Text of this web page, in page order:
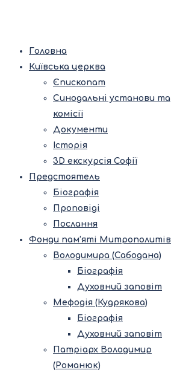
Головна
Київська церква
Єпископат
Синодальні установи та
комісії
Документи
Історія
3D екскурсія Софії
Предстоятель
Біографія
Проповіді
Послання
Фонди пам’яті Митрополитів
Володимира (Сабодана)
Біографія
Духовний заповіт
Мефодія (Кудрякова)
Біографія
Духовний заповіт
Патріарх Володимир
(Романюк)